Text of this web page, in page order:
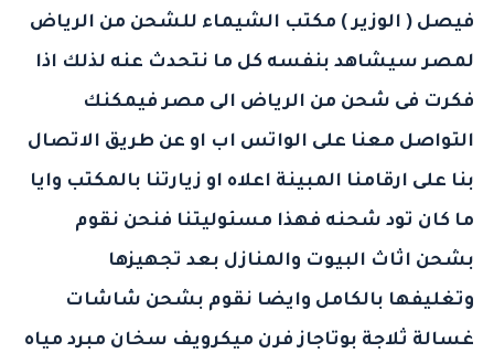
فيصل ( الوزير ) مكتب الشيماء للشحن من الرياض
لمصر سيشاهد بنفسه كل ما نتحدث عنه لذلك اذا
فكرت فى شحن من الرياض الى مصرفيمكنك
التواصل معنا على الواتس اب او عن طريق الاتصال
بنا على ارقامنا المبينة اعلاه او زيارتنا بالمكتب وايا
ما كان تود شحنه فهذا مسئوليتنا فنحن نقوم
بشحن اثاث البيوت والمنازل بعد تجهيزها
وتغليفها بالكامل وايضا نقوم بشحن شاشات
غسالة ثلاجة بوتاجاز فرن ميكرويف سخان مبرد مياه